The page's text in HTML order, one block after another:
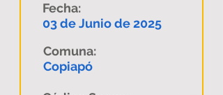
Fecha:
03 de Junio de 2025
Comuna:
Copiapó